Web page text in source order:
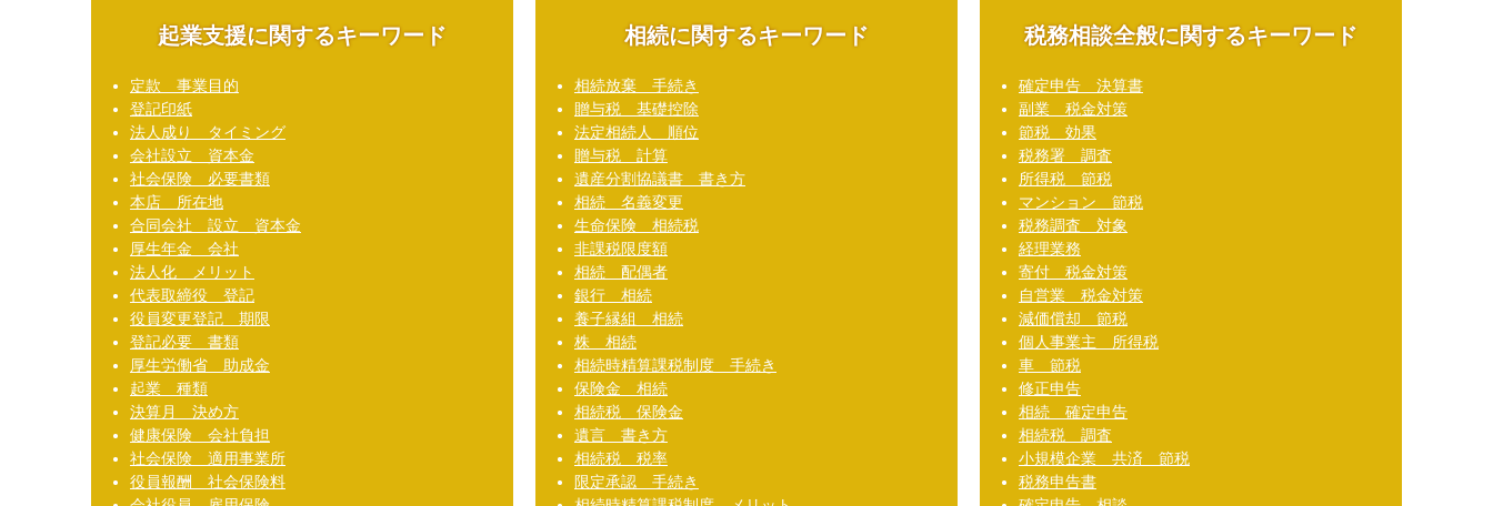
起業支援に関するキーワード
定款 事業目的
登記印紙
法人成り タイミング
会社設立 資本金
社会保険 必要書類
本店 所在地
合同会社 設立 資本金
厚生年金 会社
法人化 メリット
代表取締役 登記
役員変更登記 期限
登記必要 書類
厚生労働省 助成金
起業 種類
決算月 決め方
健康保険 会社負担
社会保険 適用事業所
役員報酬 社会保険料
相続に関するキーワード
相続放棄 手続き
贈与税 基礎控除
法定相続人 順位
贈与税 計算
遺産分割協議書 書き方
相続 名義変更
生命保険 相続税
非課税限度額
相続 配偶者
銀行 相続
養子縁組 相続
株 相続
相続時精算課税制度 手続き
保険金 相続
相続税 保険金
遺言 書き方
相続税 税率
限定承認 手続き
‭税務相談全般に関するキーワード
確定申告 決算書
副業 税金対策
節税 効果
税務署 調査
所得税 節税
マンション 節税
税務調査 対象
経理業務
寄付 税金対策
自営業 税金対策
減価償却 節税
個人事業主 所得税
車 節税
修正申告
相続 確定申告
相続税 調査
小規模企業 共済 節税
税務申告書